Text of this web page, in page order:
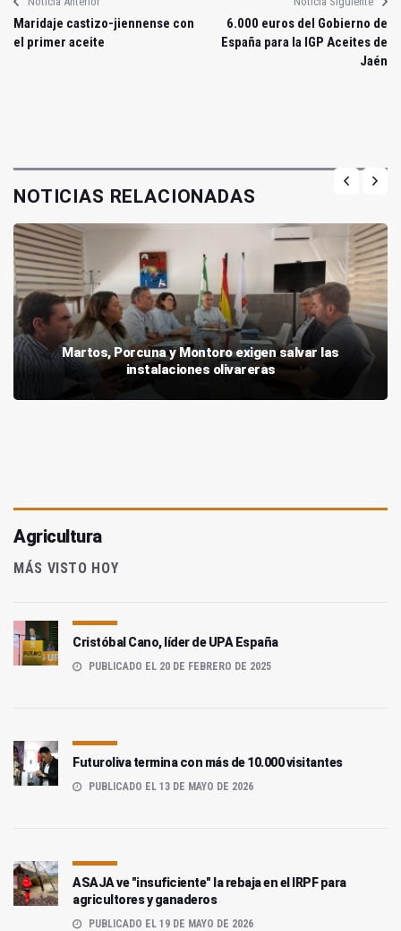
Maridaje castizo-jiennense con
el primer aceite
6.000 euros del Gobierno de
España para la IGP Aceites de
Jaén
NOTICIAS RELACIONADAS
Martos, Porcuna y Montoro exigen salvar las
instalaciones olivareras
Agricultura
MÁS VISTO HOY
Cristóbal Cano, líder de UPA España
PUBLICADO EL 20 DE FEBRERO DE 2025
Futuroliva termina con más de 10.000 visitantes
PUBLICADO EL 13 DE MAYO DE 2026
ASAJA ve "insuficiente" la rebaja en el IRPF para
agricultores y ganaderos
PUBLICADO EL 19 DE MAYO DE 2026